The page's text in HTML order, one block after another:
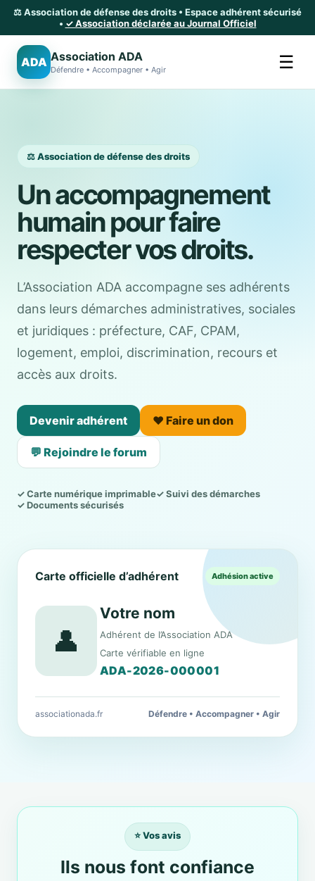
⚖️ Association de défense des droits • Espace adhérent sécurisé
• ✓ Association déclarée au Journal Officiel
ADA Association ADA
Défendre • Accompagner • Agir ☰
⚖️ Association de défense des droits
Un accompagnement
humain pour faire
respecter vos droits.
L’Association ADA accompagne ses adhérents
dans leurs démarches administratives, sociales
et juridiques : préfecture, CAF, CPAM,
logement, emploi, discrimination, recours et
accès aux droits.
Devenir adhérent ❤️ Faire un don
💬 Rejoindre le forum
✓ Carte numérique imprimable✓ Suivi des démarches
✓ Documents sécurisés
Carte officielle d’adhérent Adhésion active
👤
Votre nom
Adhérent de l’Association ADA
Carte vérifiable en ligne
ADA-2026-000001
associationada.fr Défendre • Accompagner • Agir
⭐ Vos avis
Ils nous font confiance